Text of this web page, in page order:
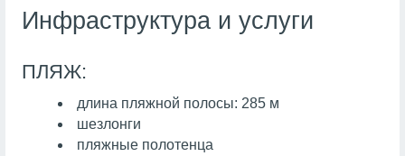
Инфраструктура и услуги
ПЛЯЖ:
длина пляжной полосы: 285 м
шезлонги
пляжные полотенца